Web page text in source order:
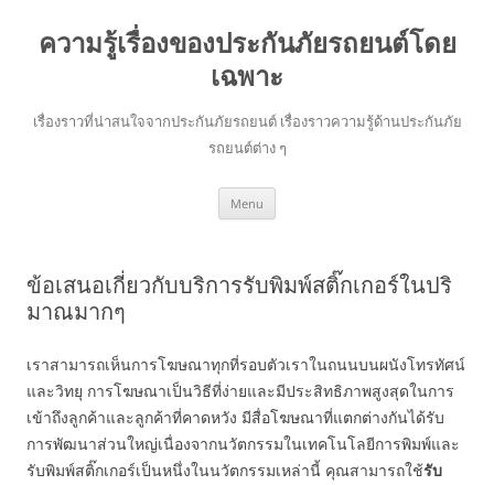
ความรู้เรื่องของประกันภัยรถยนต์โดย
เฉพาะ
เรื่องราวที่น่าสนใจจากประกันภัยรถยนต์ เรื่องราวความรู้ด้านประกันภัย
รถยนต์ต่าง ๆ
Menu
ข้อเสนอเกี่ยวกับบริการรับพิมพ์สติ๊กเกอร์ในปริ
มาณมากๆ
เราสามารถเห็นการโฆษณาทุกที่รอบตัวเราในถนนบนผนังโทรทัศน์
และวิทยุ การโฆษณาเป็นวิธีที่ง่ายและมีประสิทธิภาพสูงสุดในการ
เข้าถึงลูกค้าและลูกค้าที่คาดหวัง มีสื่อโฆษณาที่แตกต่างกันได้รับ
การพัฒนาส่วนใหญ่เนื่องจากนวัตกรรมในเทคโนโลยีการพิมพ์และ
รับพิมพ์สติ๊กเกอร์เป็นหนึ่งในนวัตกรรมเหล่านี้ คุณสามารถใช้รับ